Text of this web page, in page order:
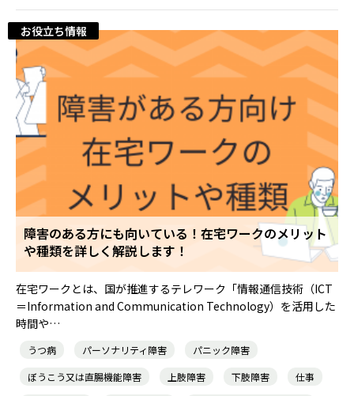
お役立ち情報
障害のある方にも向いている！在宅ワークのメリット
や種類を詳しく解説します！
在宅ワークとは、国が推進するテレワーク「情報通信技術（ICT
＝Information and Communication Technology）を活用した
時間や…
うつ病 パーソナリティ障害
パニック障害
ぼうこう又は直腸機能障害
上肢障害 下肢障害
仕事
IT・Web制作スキルを身につける就労移行支援サービス
農業生産サービス
ご利用ガイド
法人向けページ
メニューを閉じる